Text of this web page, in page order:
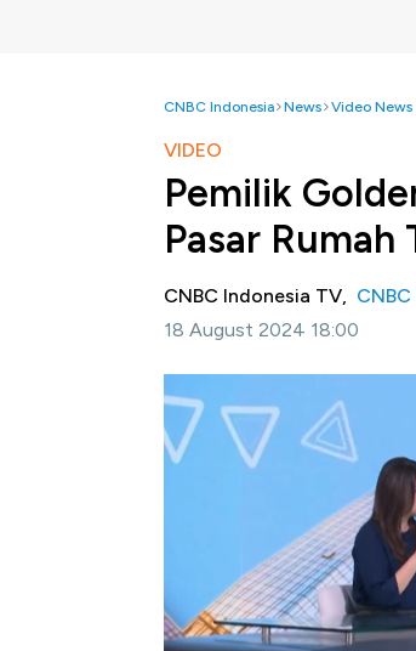
CNBC Indonesia News Video News
VIDEO
Pemilik
Pasar Rumah
CNBC Indonesia TV,
18 August 2024 18:00
-
mengatakan sejauh ini
Silmy juga menegaskan
ketentuan ketika ingin
Selengkapnya saksikan
dan HAM Silmy Karim di
Bagikan: